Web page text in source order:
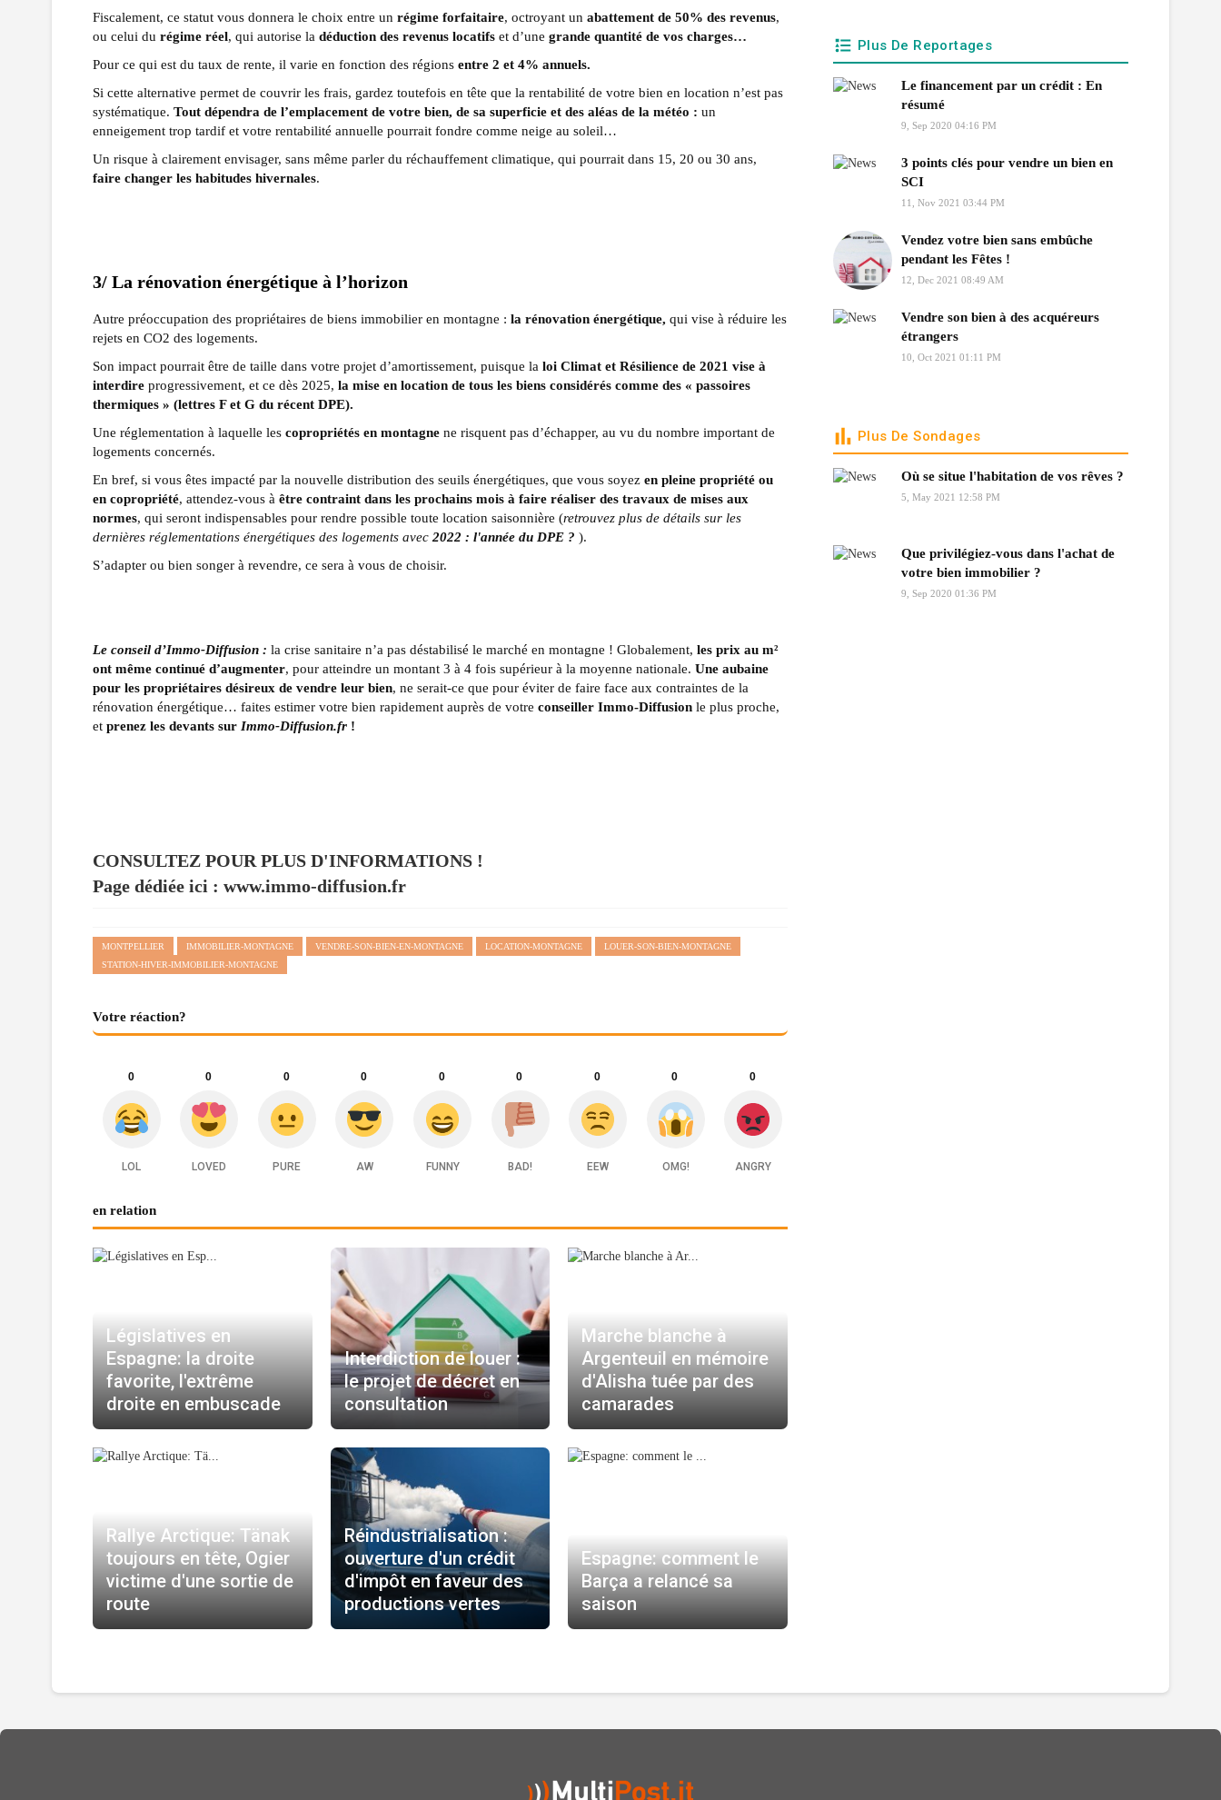
Fiscalement, ce statut vous donnera le choix entre un régime forfaitaire, octroyant un abattement de 50% des revenus,
ou celui du régime réel, qui autorise la déduction des revenus locatifs et d’une grande quantité de vos charges…
Pour ce qui est du taux de rente, il varie en fonction des régions entre 2 et 4% annuels.
Si cette alternative permet de couvrir les frais, gardez toutefois en tête que la rentabilité de votre bien en location n’est pas
systématique. Tout dépendra de l’emplacement de votre bien, de sa superficie et des aléas de la météo : un
enneigement trop tardif et votre rentabilité annuelle pourrait fondre comme neige au soleil…
Un risque à clairement envisager, sans même parler du réchauffement climatique, qui pourrait dans 15, 20 ou 30 ans,
faire changer les habitudes hivernales.
3/ La rénovation énergétique à l’horizon
Autre préoccupation des propriétaires de biens immobilier en montagne : la rénovation énergétique, qui vise à réduire les
rejets en CO2 des logements.
Son impact pourrait être de taille dans votre projet d’amortissement, puisque la loi Climat et Résilience de 2021 vise à
interdire progressivement, et ce dès 2025, la mise en location de tous les biens considérés comme des « passoires
thermiques » (lettres F et G du récent DPE).
Une réglementation à laquelle les copropriétés en montagne ne risquent pas d’échapper, au vu du nombre important de
logements concernés.
En bref, si vous êtes impacté par la nouvelle distribution des seuils énergétiques, que vous soyez en pleine propriété ou
en copropriété, attendez-vous à être contraint dans les prochains mois à faire réaliser des travaux de mises aux
normes, qui seront indispensables pour rendre possible toute location saisonnière (retrouvez plus de détails sur les
dernières réglementations énergétiques des logements avec 2022 : l'année du DPE ? ).
S’adapter ou bien songer à revendre, ce sera à vous de choisir.
Le conseil d’Immo-Diffusion : la crise sanitaire n’a pas déstabilisé le marché en montagne ! Globalement, les prix au m²
ont même continué d’augmenter, pour atteindre un montant 3 à 4 fois supérieur à la moyenne nationale. Une aubaine
pour les propriétaires désireux de vendre leur bien, ne serait-ce que pour éviter de faire face aux contraintes de la
rénovation énergétique… faites estimer votre bien rapidement auprès de votre conseiller Immo-Diffusion le plus proche,
et prenez les devants sur Immo-Diffusion.fr !
CONSULTEZ POUR PLUS D'INFORMATIONS !
Page dédiée ici : www.immo-diffusion.fr
MONTPELLIER IMMOBILIER-MONTAGNE VENDRE-SON-BIEN-EN-MONTAGNE LOCATION-MONTAGNE
LOUER-SON-BIEN-MONTAGNE
STATION-HIVER-IMMOBILIER-MONTAGNE
Votre réaction?
0
LOL
0
LOVED
0
PURE
0
AW
0
FUNNY
0
BAD!
0
EEW
0
OMG!
0
ANGRY
en relation
Législatives en
Espagne: la droite
favorite, l'extrême
droite en embuscade
Interdiction de louer :
le projet de décret en
consultation
Marche blanche à
Argenteuil en mémoire
d'Alisha tuée par des
camarades
Rallye Arctique: Tänak
toujours en tête, Ogier
victime d'une sortie de
route
Réindustrialisation :
ouverture d'un crédit
d'impôt en faveur des
productions vertes
Espagne: comment le
Barça a relancé sa
saison
Plus De Reportages
Le financement par un crédit : En
résumé
9, Sep 2020 04:16 PM
3 points clés pour vendre un bien en
SCI
11, Nov 2021 03:44 PM
Vendez votre bien sans embûche
pendant les Fêtes !
12, Dec 2021 08:49 AM
Vendre son bien à des acquéreurs
étrangers
10, Oct 2021 01:11 PM
Plus De Sondages
Où se situe l'habitation de vos rêves ?
5, May 2021 12:58 PM
Que privilégiez-vous dans l'achat de
votre bien immobilier ?
9, Sep 2020 01:36 PM